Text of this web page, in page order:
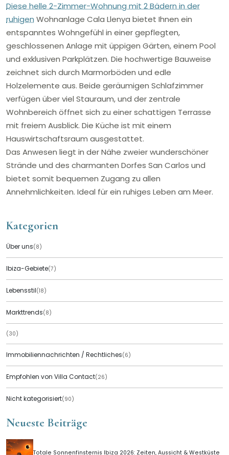
Diese helle 2-Zimmer-Wohnung mit 2 Bädern in der
ruhigen Wohnanlage Cala Llenya bietet Ihnen ein
entspanntes Wohngefühl in einer gepflegten,
geschlossenen Anlage mit üppigen Gärten, einem Pool
und exklusiven Parkplätzen. Die hochwertige Bauweise
zeichnet sich durch Marmorböden und edle
Holzelemente aus. Beide geräumigen Schlafzimmer
verfügen über viel Stauraum, und der zentrale
Wohnbereich öffnet sich zu einer schattigen Terrasse
mit freiem Ausblick. Die Küche ist mit einem
Hauswirtschaftsraum ausgestattet.
Das Anwesen liegt in der Nähe zweier wunderschöner
Strände und des charmanten Dorfes San Carlos und
bietet somit bequemen Zugang zu allen
Annehmlichkeiten. Ideal für ein ruhiges Leben am Meer.
Kategorien
Über uns(8)
Ibiza-Gebiete(7)
Lebensstil(18)
Markttrends(8)
(30)
Immobiliennachrichten / Rechtliches(6)
Empfohlen von Villa Contact(26)
Nicht kategorisiert(90)
Neueste Beiträge
Totale Sonnenfinsternis Ibiza 2026: Zeiten, Aussicht & Westküste